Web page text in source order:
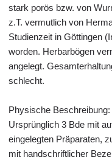
stark porös bzw. von
z.T. vermutlich von
Studienzeit in Göttingen
worden. Herbarbögen
angelegt.
schlecht.
Physische Beschreibung:
Ursprünglich 3 Bde mit
eingelegten Präparaten,
mit handschriftlicher